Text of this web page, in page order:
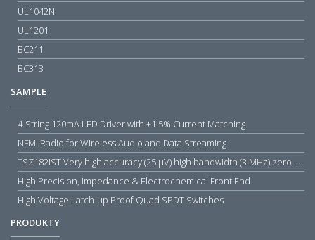
UL1042N
UL1201
BC211
BC313
SAMPLE
4-String 120mA LED Driver with ±1.5% Current Matching
NFMI Radio for Wireless Audio and Data Streaming
TSZ182IST Very high accuracy (25 µV) high bandwidth (3 MHz) zero drift 5 V operational amplifiers
High Precision, Impedance & Electrochemical Front End
High Voltage Latch-up Proof Quad SPDT Switches
PRODUKTY